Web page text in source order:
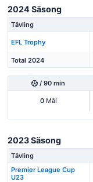
2024 Säsong
Tävling
EFL Trophy
Total 2024
/ 90 min
0Mål
2023 Säsong
Tävling
Premier League Cup
U23